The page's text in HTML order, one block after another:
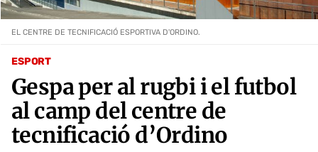
ESPORT
Gespa per al rugbi i el futbol
al camp del centre de
tecnificació d’Ordino
EL CENTRE DE TECNIFICACIÓ ESPORTIVA D'ORDINO.